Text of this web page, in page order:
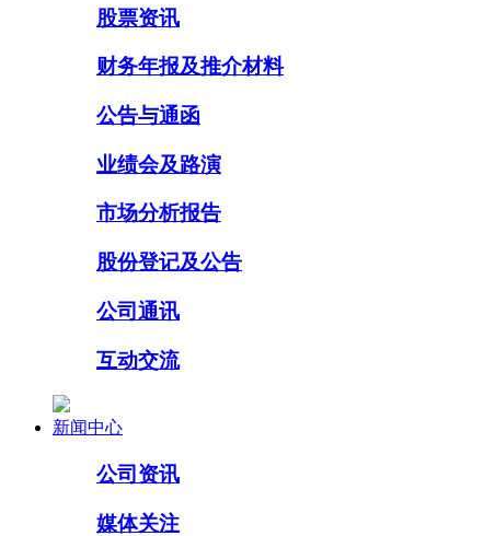
股票资讯
财务年报及推介材料
公告与通函
业绩会及路演
市场分析报告
股份登记及公告
公司通讯
互动交流
新闻中心
公司资讯
媒体关注